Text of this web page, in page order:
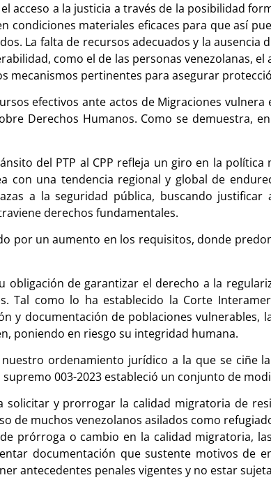
acceso a la justicia a través de la posibilidad
condiciones materiales eficaces para que así
La falta de recursos adecuados y la ausencia
como el de las personas venezolanas,
mecanismos pertinentes para asegurar
efectivos ante actos de Migraciones
Derechos Humanos. Como se demuestra,
del PTP al CPP refleja un giro en la
con una tendencia regional y global de
a la seguridad pública, buscando
derechos fundamentales.
por un aumento en los requisitos, donde
obligación de garantizar el derecho a la
Tal como lo ha establecido la Corte
y documentación de poblaciones vulnerables,
poniendo en riesgo su integridad humana.
ordenamiento jurídico a la que se ciñe
003-2023 estableció un conjunto de
y prorrogar la calidad migratoria de
de muchos venezolanos asilados como
prórroga o cambio en la calidad migratoria,
documentación que sustente motivos de
antecedentes penales vigentes y no estar